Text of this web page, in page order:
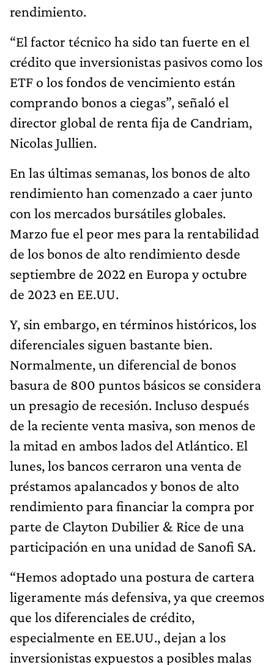
rendimiento.
“El factor técnico ha sido tan fuerte en el
crédito que inversionistas pasivos como los
ETF o los fondos de vencimiento están
comprando bonos a ciegas”, señaló el
director global de renta fija de Candriam,
Nicolas Jullien.
En las últimas semanas, los bonos de alto
rendimiento han comenzado a caer junto
con los mercados bursátiles globales.
Marzo fue el peor mes para la rentabilidad
de los bonos de alto rendimiento desde
septiembre de 2022 en Europa y octubre
de 2023 en EE.UU.
Y, sin embargo, en términos históricos, los
diferenciales siguen bastante bien.
Normalmente, un diferencial de bonos
basura de 800 puntos básicos se considera
un presagio de recesión. Incluso después
de la reciente venta masiva, son menos de
la mitad en ambos lados del Atlántico. El
lunes, los bancos cerraron una venta de
préstamos apalancados y bonos de alto
rendimiento para financiar la compra por
parte de Clayton Dubilier & Rice de una
participación en una unidad de Sanofi SA.
“Hemos adoptado una postura de cartera
ligeramente más defensiva, ya que creemos
que los diferenciales de crédito,
especialmente en EE.UU., dejan a los
inversionistas expuestos a posibles malas